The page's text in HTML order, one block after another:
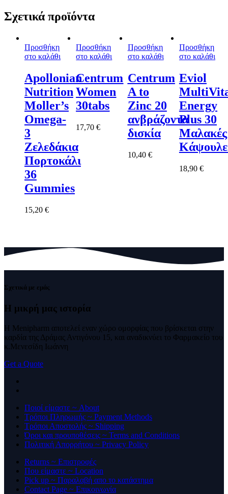
Σχετικά προϊόντα
Προσθήκη
στο καλάθι
Apollonian
Nutrition
Moller’s
Omega-
3
Ζελεδάκια
Πορτοκάλι
36
Gummies
15,20 €
Προσθήκη
στο καλάθι
Centrum
Women
30tabs
17,70€
Προσθήκη
στο καλάθι
Centrum
A to
Zinc 20
ανβράζοντα
δισκία
10,40 €
Προσθήκη
στο καλάθι
Eviol
Energy
Plus 30
Μαλακές
18,90 €
Σχετικά με εμάς
Η μικρή μας ιστορία
Η Menipharm αποτελεί εναν χώρο ομορφίας που βρίσκεται στην
καρδία της Δράμας Αντιγόνου 15, και αναδικνύει το Φαρμακείο του
κ.Μενεσίδη Ιωάννη
Get a Quote
Ποιοί είμαστε ~ About
Τρόποι Πληρωμής ~ Payment Methods
Τρόποι Αποστολής ~ Shipping
Όροι και προυποθέσεις ~ Terms and Conditions
Πολιτική Απορρήτου ~ Privacy Policy
Returns ~ Επιστροφές
Που είμαστε ~ Location
Pick up ~ Παραλαβή απο το κατάστημα
Contact Page ~ Επικοινωνία